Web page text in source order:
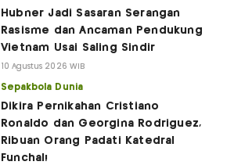
Hubner Jadi Sasaran Serangan
Rasisme dan Ancaman Pendukung
Vietnam Usai Saling Sindir
10 Agustus 2026 WIB
Sepakbola Dunia
Dikira Pernikahan Cristiano
Ronaldo dan Georgina Rodriguez,
Ribuan Orang Padati Katedral
Funchal!